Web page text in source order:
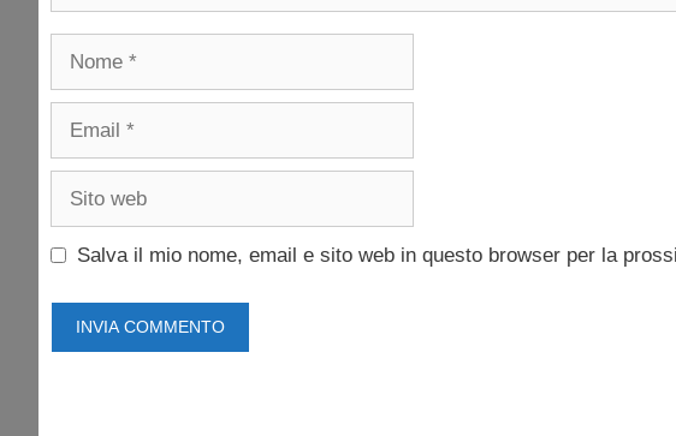
Nome
Email
Sito
Salva il mio nome, email e sito web in questo browser per la